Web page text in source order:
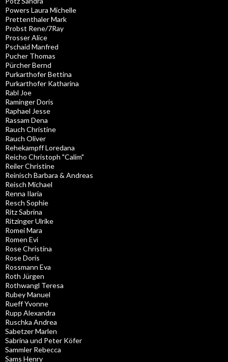
Powers Laura Michelle
Prettenthaler Mark
Probst Rene/7Ray
Prosser Alice
Pschaid Manfred
Pucher Thomas
Pürcher Bernd
Purkarthofer Bettina
Purkarthofer Katharina
Rabl Joe
Raminger Doris
Raphael Jesse
Rassam Dena
Rauch Christine
Rauch Oliver
Rehekampff Loredana
Reicho Christoph "Calim"
Reiler Christine
Reinisch Barbara & Andreas
Reisch Michael
Renna Ilaria
Resch Sophie
Ritz Sabrina
Ritzinger Ulrike
Romei Mara
Romen Evi
Rose Christina
Rose Doris
Rossmann Eva
Roth Jürgen
Rothwangl Teresa
Rubey Manuel
Rueff Yvonne
Rupp Alexandra
Ruschka Andrea
Sabetzer Marlen
Sabrina und Peter Köfer
Sammler Rebecca
Sams Henry